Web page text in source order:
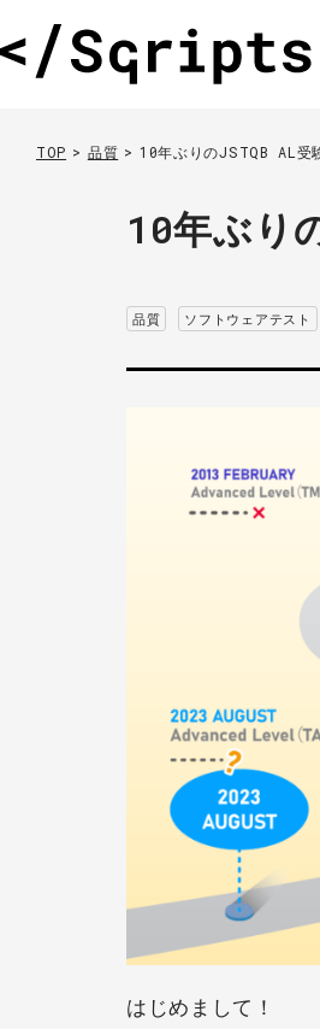
TOP 品質 10年ぶりのJSTQB AL
10年ぶり
品質 ソフトウェアテスト
はじめまして！